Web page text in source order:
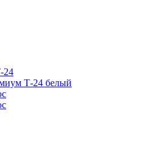
24
Т-24 белый